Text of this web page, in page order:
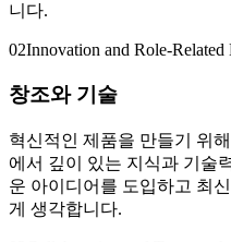
니다.
02Innovation and Role-
창조와 기술
혁신적인 제품을 만들기 위
에서 깊이 있는 지식과 기술
운 아이디어를 도입하고 최
게 생각합니다.